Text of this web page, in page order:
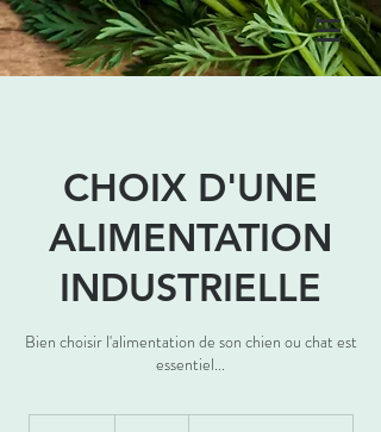
CHOIX D'UNE
ALIMENTATION
INDUSTRIELLE
Bien choisir l'alimentation de son chien ou chat est
essentiel...